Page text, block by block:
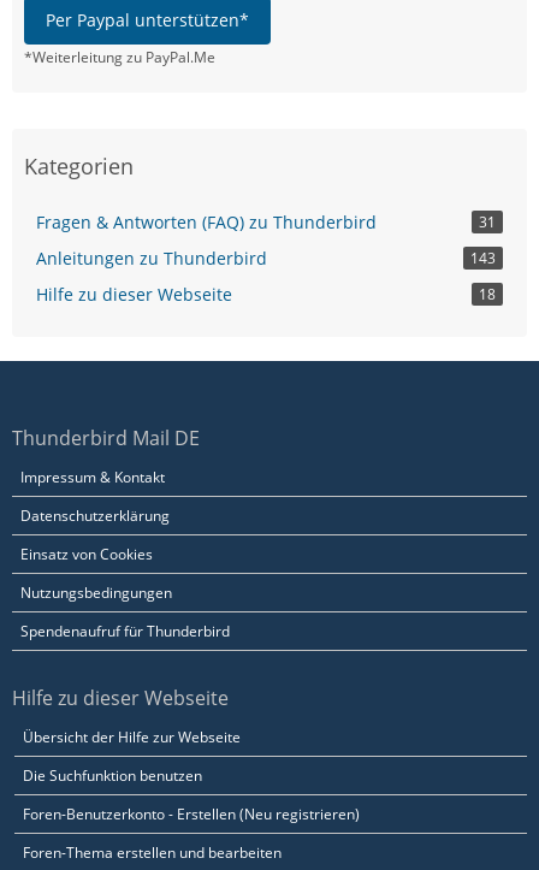
Per Paypal unterstützen*
*Weiterleitung zu PayPal.Me
Kategorien
Fragen & Antworten (FAQ) zu Thunderbird 31
Anleitungen zu Thunderbird 143
Hilfe zu dieser Webseite 18
Thunderbird Mail DE
Impressum & Kontakt
Datenschutzerklärung
Einsatz von Cookies
Nutzungsbedingungen
Spendenaufruf für Thunderbird
Hilfe zu dieser Webseite
Übersicht der Hilfe zur Webseite
Die Suchfunktion benutzen
Foren-Benutzerkonto - Erstellen (Neu registrieren)
Foren-Thema erstellen und bearbeiten